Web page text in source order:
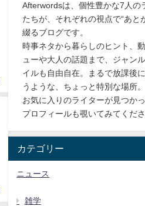
Afterwordsは、個性豊かな7人の
たちが、それぞれの視点で“あと
綴るブログです。
時事ネタから暮らしのヒント、
ューや大人の話題まで、ジャン
イルも自由自在。まるで放課後
うような、ちょっと特別な場所。
お気に入りのライターが見つかっ
プロフィールも覗いてみてくださ
カテゴリー
ニュース
雑学